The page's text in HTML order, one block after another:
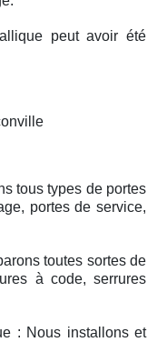
peut avoir été
tous types de portes
portes de service,
toutes sortes de
à code, serrures
: Nous installons et